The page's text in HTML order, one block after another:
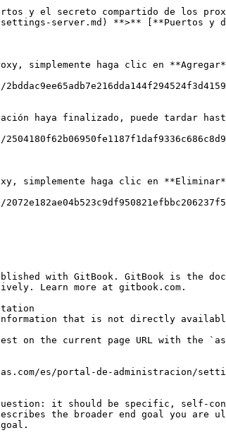
y el secreto compartido de los
server.md) **>** [**Puertos y
simplemente haga clic en
haya finalizado, puede tardar
simplemente haga clic en
with GitBook. GitBook is the
Learn more at gitbook.com.
that is not directly available
on the current page URL with the
es/portal-de-administracion/
it should be specific, self-
the broader end goal you are